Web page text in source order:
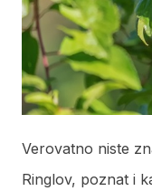
Verovatno niste
Ringlov, poznat i